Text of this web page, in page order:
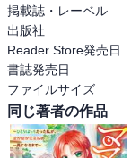
他にも「大丈夫か、
ヒーローぶりに拍車
前巻で精神面での鍛
こちらも予想してい
特に姉アナスタジア
ことに。
この姉自体もややこ
掲載誌・レーベル
出版社
Reader Store発売日
書誌発売日
ファイルサイズ
同じ著者の作品